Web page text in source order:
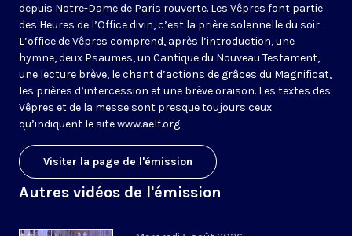
depuis Notre-Dame de Paris rouverte. Les Vêpres font partie
des Heures de l’Office divin, c’est la prière solennelle du soir.
L’office de Vêpres comprend, après l’introduction, une
hymne, deux Psaumes, un Cantique du Nouveau Testament,
une lecture brève, le chant d’actions de grâces du Magnificat,
les prières d’intercession et une brève oraison. Les textes des
Vêpres et de la messe sont presque toujours ceux
qu’indiquent le sitewww.aelf.org.
Visiter la page de l'émission
Autres vidéos de l'émission